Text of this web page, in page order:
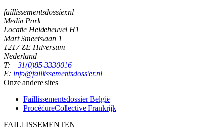
faillissementsdossier.nl
Media Park
Locatie Heideheuvel H1
Mart Smeetslaan 1
1217 ZE Hilversum
Nederland
T: +31(0)85-3330016
E: info@faillissementsdossier.nl
Onze andere sites
Faillissementsdossier België
ProcédureCollective Frankrijk
FAILLISSEMENTEN